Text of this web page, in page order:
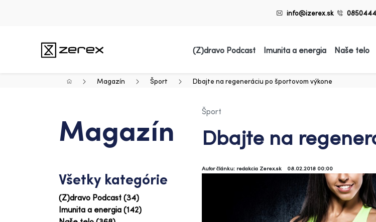
info@izerex.sk
(Z)dravo Podcast Imunita a energia Naše telo
Magazín Šport Dbajte na regeneráciu po športovom výkone
Magazín
Všetky kategórie
(Z)dravo Podcast (34)
Imunita a energia (142)
Šport
Dbajte na
Autor článku: redakcia Zerex.sk 08.02.2018 00:00